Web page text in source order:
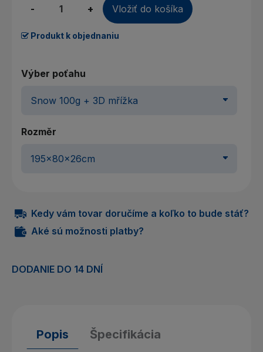
-
+ Vložiť do košíka
Produkt k objednaniu
Výber poťahu
Rozměr
Kedy vám tovar doručíme a koľko to bude stáť?
Aké sú možnosti platby?
DODANIE DO 14 DNÍ
Popis Špecifikácia